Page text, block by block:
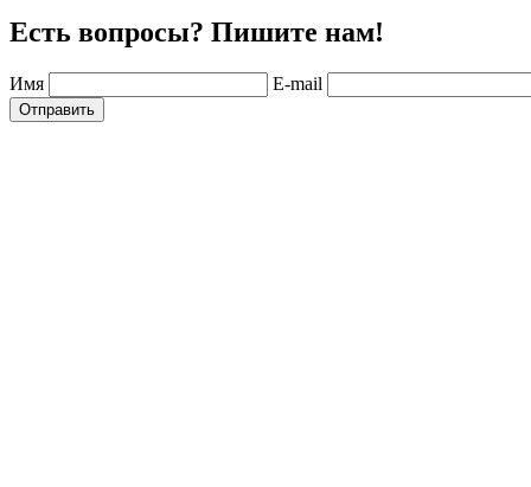
Есть вопросы? Пишите нам!
Имя E-mail